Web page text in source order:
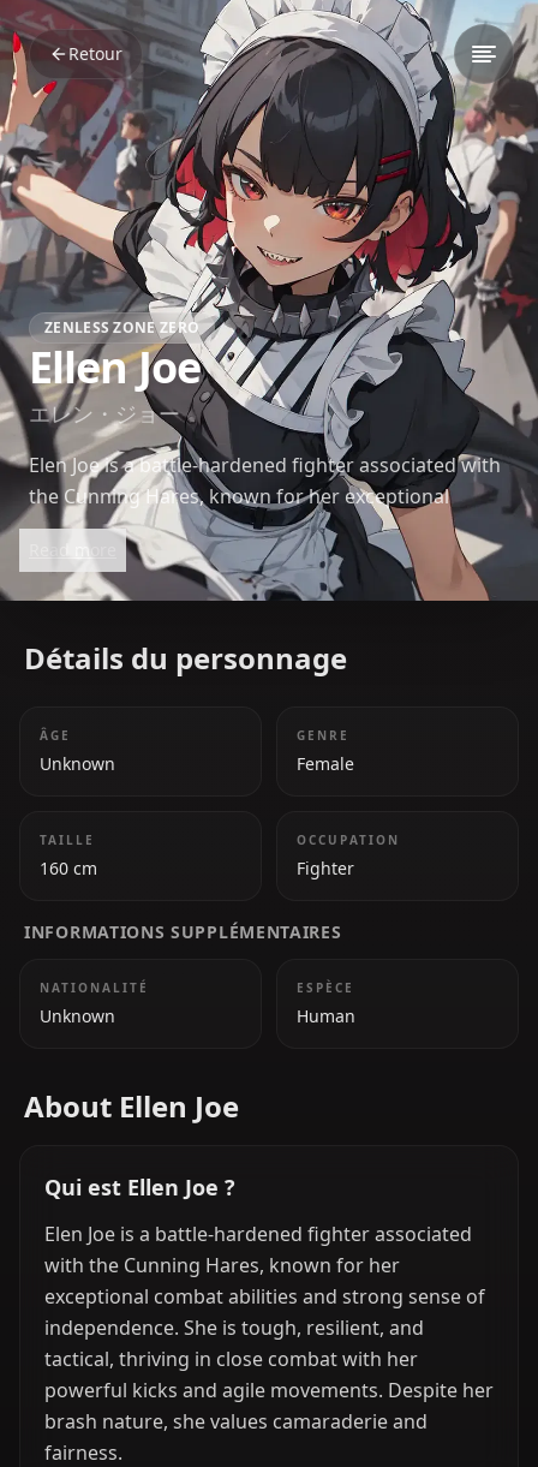
Retour
ZENLESS ZONE ZERO
Ellen Joe
エレン・ジョー
Elen Joe is a battle-hardened fighter associated with
the Cunning Hares, known for her exceptional
combat abilities and strong sense of independence.
She is tough, resilient, and tactical, thriving in close
combat with her powerful kicks and agile
camaraderie and fairness.
Read more
Détails du personnage
ÂGE
Unknown
GENRE
Female
TAILLE
160 cm
OCCUPATION
Fighter
INFORMATIONS SUPPLÉMENTAIRES
NATIONALITÉ
Unknown
ESPÈCE
Human
About Ellen Joe
Qui est Ellen Joe ?
Elen Joe is a battle-hardened fighter associated
with the Cunning Hares, known for her
exceptional combat abilities and strong sense of
independence. She is tough, resilient, and
tactical, thriving in close combat with her
powerful kicks and agile movements. Despite her
brash nature, she values camaraderie and
fairness.